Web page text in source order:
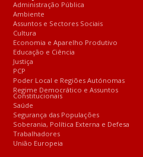
Administração Pública
Ambiente
Assuntos e Sectores Sociais
Cultura
Economia e Aparelho Produtivo
Educação e Ciência
Justiça
PCP
Poder Local e Regiões Autónomas
Regime Democrático e Assuntos
Constitucionais
Saúde
Segurança das Populações
Soberania, Política Externa e Defesa
Trabalhadores
União Europeia